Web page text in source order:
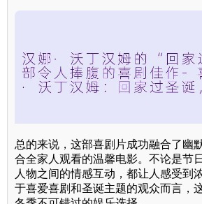
总的来说，这部喜剧片成功融合了幽
合全家人观看的温馨电影。不论是节
人物之间的情感互动，都让人感受到
于喜爱喜剧和圣诞主题的观众而言，